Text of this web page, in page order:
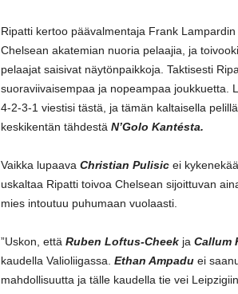
Ripatti kertoo päävalmentaja Frank
Chelsean akatemian nuoria pelaajia, ja
pelaajat saisivat näytönpaikkoja. Taktisesti
suoraviivaisempaa ja nopeampaa joukkuetta.
4-2-3-1 viestisi tästä, ja tämän kaltaisella
keskikentän tähdestä N’Golo Kantésta.
Vaikka lupaava Christian Pulisic ei
uskaltaa Ripatti toivoa Chelsean sijoittuvan
mies intoutuu puhumaan vuolaasti.
”Uskon, että Ruben Loftus-Cheek ja Callum
kaudella Valioliigassa. Ethan Ampadu ei
mahdollisuutta ja tälle kaudella tie vei